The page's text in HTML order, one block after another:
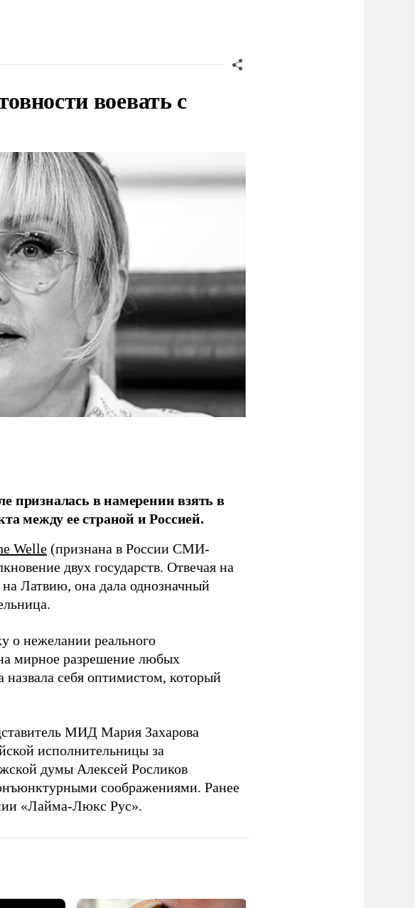
воевать с
призналась в намерении взять в
между ее страной и Россией.
Welle (признана в России СМИ-
двух государств. Отвечая на
Латвию, она дала однозначный
о нежелании реального
мирное разрешение любых
себя оптимистом, который
МИД Мария Захарова
исполнительницы за
думы Алексей Росликов
соображениями. Ранее
«Лайма-Люкс Рус».